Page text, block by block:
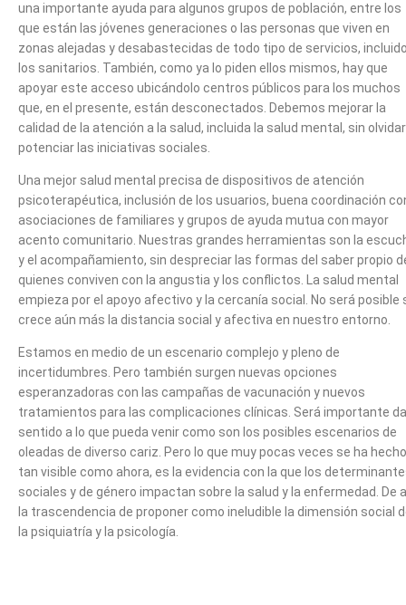
una importante ayuda para algunos grupos de población, entre los
que están las jóvenes generaciones o las personas que viven en
zonas alejadas y desabastecidas de todo tipo de servicios,
los sanitarios. También, como ya lo piden ellos mismos, hay que
apoyar este acceso ubicándolo centros públicos para los muchos
que, en el presente, están desconectados. Debemos mejorar la
calidad de la atención a la salud, incluida la salud mental, sin olvidar
potenciar las iniciativas sociales.
Una mejor salud mental precisa de dispositivos de atención
psicoterapéutica, inclusión de los usuarios, buena coordinación
asociaciones de familiares y grupos de ayuda mutua con mayor
acento comunitario. Nuestras grandes herramientas son la
y el acompañamiento, sin despreciar las formas del saber propio
quienes conviven con la angustia y los conflictos. La salud mental
empieza por el apoyo afectivo y la cercanía social. No será posible
crece aún más la distancia social y afectiva en nuestro entorno.
Estamos en medio de un escenario complejo y pleno de
incertidumbres. Pero también surgen nuevas opciones
esperanzadoras con las campañas de vacunación y nuevos
tratamientos para las complicaciones clínicas. Será importante
sentido a lo que pueda venir como son los posibles escenarios de
oleadas de diverso cariz. Pero lo que muy pocas veces se ha hecho
tan visible como ahora, es la evidencia con la que los
sociales y de género impactan sobre la salud y la enfermedad. De
la trascendencia de proponer como ineludible la dimensión social
la psiquiatría y la psicología.